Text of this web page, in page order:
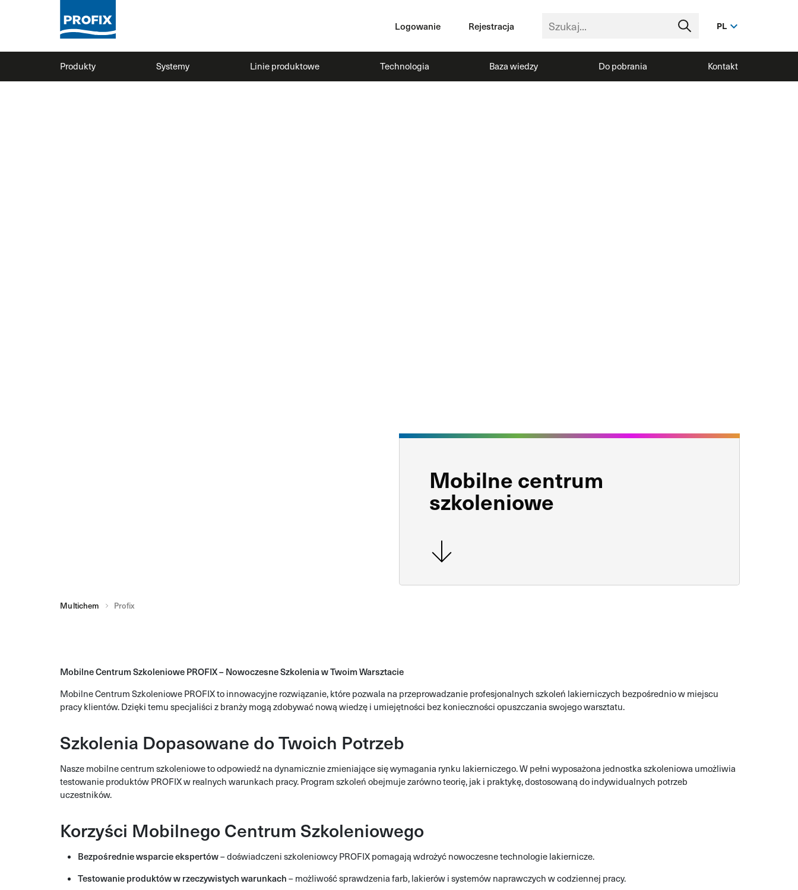
Logowanie Rejestracja PL
Produkty Systemy Linie produktowe Technologia Baza wiedzy Do pobrania Kontakt
Mobilne centrum
szkoleniowe
Multichem Profix
Mobilne Centrum Szkoleniowe PROFIX – Nowoczesne Szkolenia w Twoim Warsztacie
Mobilne Centrum Szkoleniowe PROFIX to innowacyjne rozwiązanie, które pozwala na przeprowadzanie profesjonalnych szkoleń lakierniczych bezpośrednio w miejscu
pracy klientów. Dzięki temu specjaliści z branży mogą zdobywać nową wiedzę i umiejętności bez konieczności opuszczania swojego warsztatu.
Szkolenia Dopasowane do Twoich Potrzeb
Nasze mobilne centrum szkoleniowe to odpowiedź na dynamicznie zmieniające się wymagania rynku lakierniczego. W pełni wyposażona jednostka szkoleniowa umożliwia
testowanie produktów PROFIX w realnych warunkach pracy. Program szkoleń obejmuje zarówno teorię, jak i praktykę, dostosowaną do indywidualnych potrzeb
uczestników.
Korzyści Mobilnego Centrum Szkoleniowego
Bezpośrednie wsparcie ekspertów– doświadczeni szkoleniowcy PROFIX pomagają wdrożyć nowoczesne technologie lakiernicze.
Testowanie produktów w rzeczywistych warunkach – możliwość sprawdzenia farb, lakierów i systemów naprawczych w codziennej pracy.